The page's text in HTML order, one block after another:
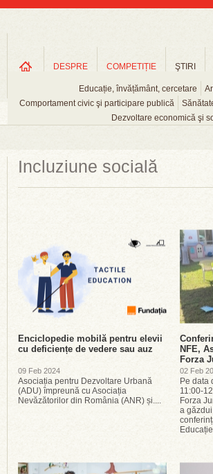
DESPRE COMPETIȚIE ŞTIRI
Educație, învățământ, cercetare
Comportament civic şi participare publică
Dezvoltare economică şi
Incluziune socială
Enciclopedie mobilă pentru elevii
cu deficiențe de vedere sau auz
09 Feb 2024
Asociația pentru Dezvoltare Urbană
(ADU) împreună cu Asociația
Nevăzătorilor din România (ANR) și....
NFE,
Forza
02 Feb
Pe data
11:00-
Forza
a